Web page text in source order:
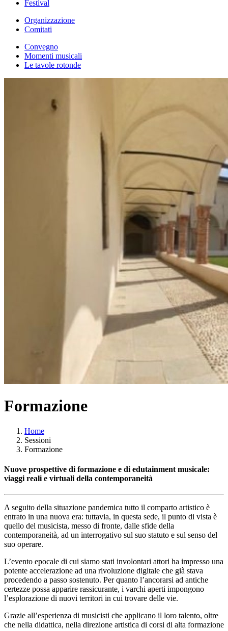
Festival
Organizzazione
Comitati
Convegno
Momenti musicali
Le tavole rotonde
Formazione
Home
Sessioni
Formazione
Nuove prospettive di formazione e di edutainment musicale:
viaggi reali e virtuali della contemporaneità
A seguito della situazione pandemica tutto il comparto artistico è
entrato in una nuova era: tuttavia, in questa sede, il punto di vista è
quello del musicista, messo di fronte, dalle sfide della
contemporaneità, ad un interrogativo sul suo statuto e sul senso del
suo operare.
L’evento epocale di cui siamo stati involontari attori ha impresso una
potente accelerazione ad una rivoluzione digitale che già stava
procedendo a passo sostenuto. Per quanto l’ancorarsi ad antiche
certezze possa apparire rassicurante, i varchi aperti impongono
l’esplorazione di nuovi territori in cui trovare delle vie.
Grazie all’esperienza di musicisti che applicano il loro talento, oltre
che nella didattica, nella direzione artistica di corsi di alta formazione